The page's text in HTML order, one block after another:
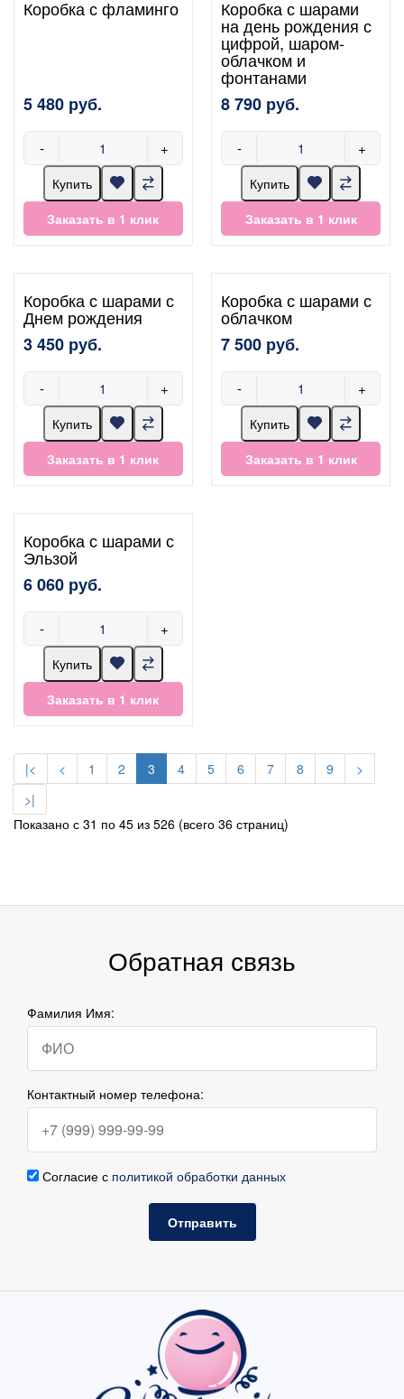
Коробка с фламинго
5 480 руб.
- +
Купить
Заказать в 1 клик
Коробка с шарами
на день рождения с
цифрой, шаром-
облачком и
фонтанами
8 790 руб.
- +
Купить
Заказать в 1 клик
Коробка с шарами с
Днем рождения
3 450 руб.
- +
Купить
Заказать в 1 клик
Коробка с шарами с
облачком
7 500 руб.
- +
Купить
Заказать в 1 клик
Коробка с шарами с
Эльзой
6 060 руб.
- +
Купить
Заказать в 1 клик
|< < 1 2 3 4 5 6 7 8 9
>
>|
Показано с 31 по 45 из 526 (всего 36 страниц)
Обратная связь
Фамилия Имя:
Контактный номер телефона:
Согласие с политикой обработки данных
Отправить